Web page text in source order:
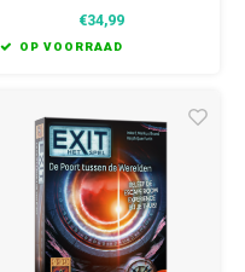
your tabletop.
€34,99
OP VOORRAAD